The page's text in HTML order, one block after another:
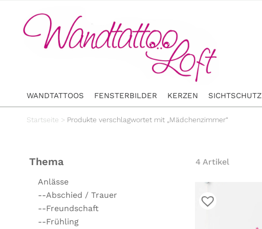
WANDTATTOOS FENSTERBILDER KERZEN SICHTSCHUTZ
Startseite > Produkte verschlagwortet mit „Mädchenzimmer“
Thema
Anlässe
--Abschied / Trauer
--Freundschaft
--Frühling
4 Artikel